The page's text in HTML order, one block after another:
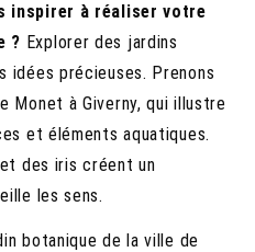
inspirer à réaliser votre
? Explorer des jardins
idées précieuses. Prenons
Monet à Giverny, qui illustre
et éléments aquatiques.
des iris créent un
les sens.
botanique de la ville de